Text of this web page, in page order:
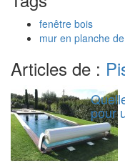
fenêtre bois
mur en planche
Articles de :
pour